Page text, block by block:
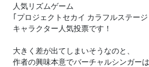
人気リズムゲーム
｢プロジェクトセカイ カラフルステー
キャラクター人気投票です！
大きく差が出てしまいそうなのと、
作者の興味本意でバーチャルシンガーは